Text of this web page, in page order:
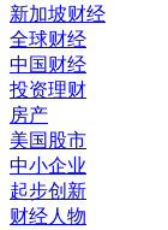
新加坡财经
全球财经
中国财经
投资理财
房产
美国股市
中小企业
起步创新
财经人物